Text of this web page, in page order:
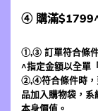
④ 購滿
①,③ 訂單符合條
^指定金額以全單
②,④符合條件時，
品加入購物袋，
本身價值。